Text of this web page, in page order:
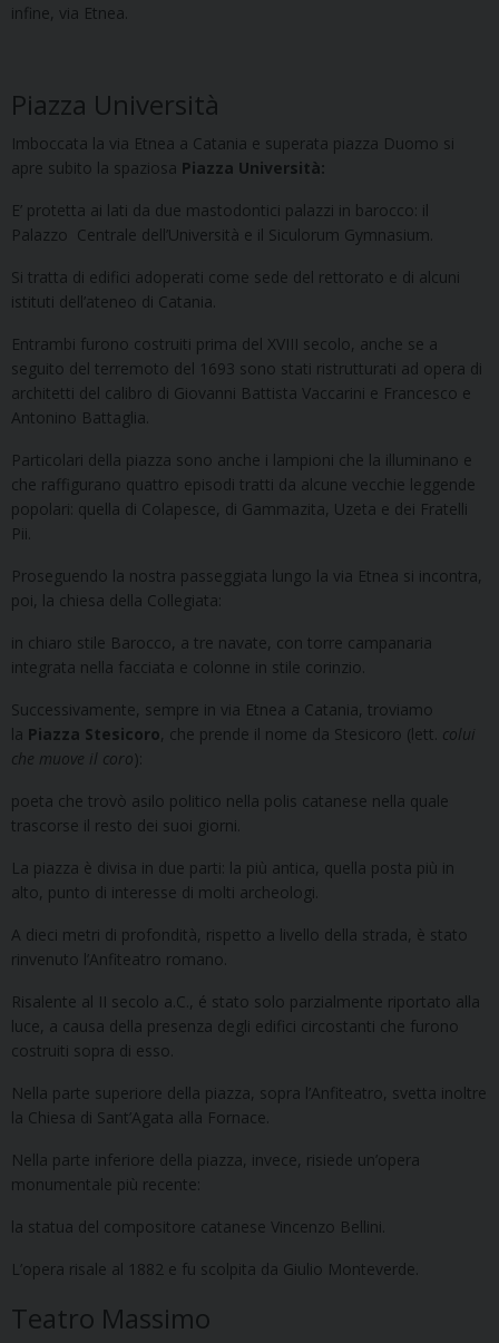
infine, via Etnea.
Piazza Università
Imboccata la via Etnea a Catania e superata piazza Duomo si
apre subito la spaziosa Piazza Università:
E’ protetta ai lati da due mastodontici palazzi in barocco: il
Palazzo Centrale dell’Università e il Siculorum Gymnasium.
Si tratta di edifici adoperati come sede del rettorato e di alcuni
istituti dell’ateneo di Catania.
Entrambi furono costruiti prima del XVIII secolo, anche se a
seguito del terremoto del 1693 sono stati ristrutturati ad opera di
architetti del calibro di Giovanni Battista Vaccarini e Francesco e
Antonino Battaglia.
Particolari della piazza sono anche i lampioni che la illuminano e
che raffigurano quattro episodi tratti da alcune vecchie leggende
popolari: quella di Colapesce, di Gammazita, Uzeta e dei Fratelli
Pii.
Proseguendo la nostra passeggiata lungo la via Etnea si incontra,
poi, la chiesa della Collegiata:
in chiaro stile Barocco, a tre navate, con torre campanaria
integrata nella facciata e colonne in stile corinzio.
Successivamente, sempre in via Etnea a Catania, troviamo
la Piazza Stesicoro, che prende il nome da Stesicoro (lett. colui
che muove il coro):
poeta che trovò asilo politico nella polis catanese nella quale
trascorse il resto dei suoi giorni.
La piazza è divisa in due parti: la più antica, quella posta più in
alto, punto di interesse di molti archeologi.
A dieci metri di profondità, rispetto a livello della strada, è stato
rinvenuto l’Anfiteatro romano.
Risalente al II secolo a.C., é stato solo parzialmente riportato alla
luce, a causa della presenza degli edifici circostanti che furono
costruiti sopra di esso.
Nella parte superiore della piazza, sopra l’Anfiteatro, svetta inoltre
la Chiesa di Sant’Agata alla Fornace.
Nella parte inferiore della piazza, invece, risiede un’opera
monumentale più recente:
la statua del compositore catanese Vincenzo Bellini.
L’opera risale al 1882 e fu scolpita da Giulio Monteverde.
Teatro Massimo